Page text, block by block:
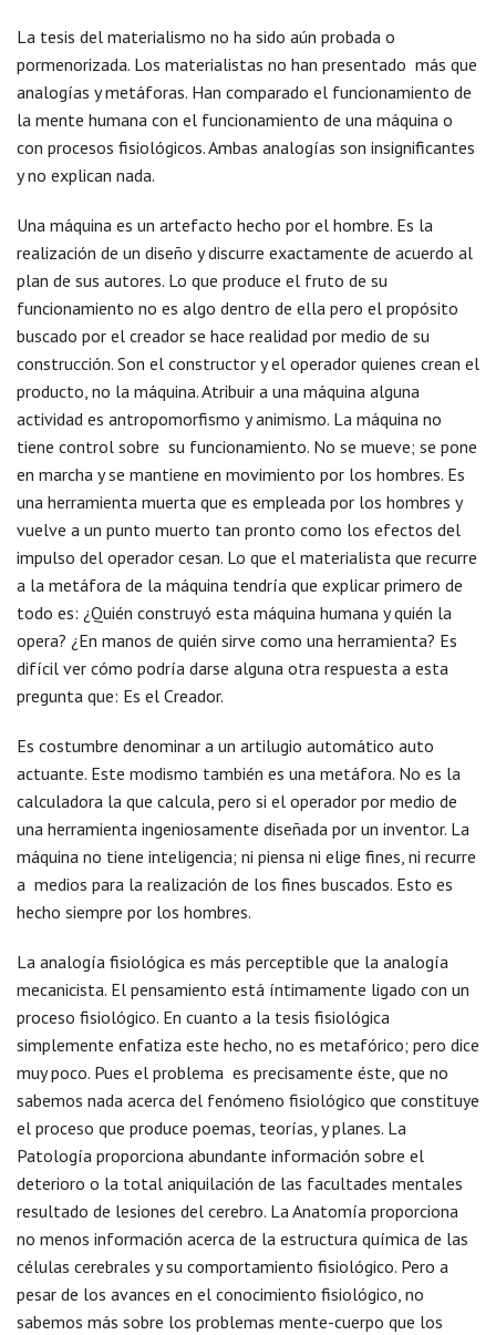
La tesis del materialismo no ha sido aún probada o
pormenorizada. Los materialistas no han presentado más que
analogías y metáforas. Han comparado el funcionamiento de
la mente humana con el funcionamiento de una máquina o
con procesos fisiológicos. Ambas analogías son insignificantes
y no explican nada.
Una máquina es un artefacto hecho por el hombre. Es la
realización de un diseño y discurre exactamente de acuerdo al
plan de sus autores. Lo que produce el fruto de su
funcionamiento no es algo dentro de ella pero el propósito
buscado por el creador se hace realidad por medio de su
construcción. Son el constructor y el operador quienes crean el
producto, no la máquina. Atribuir a una máquina alguna
actividad es antropomorfismo y animismo. La máquina no
tiene control sobre su funcionamiento. No se mueve; se pone
en marcha y se mantiene en movimiento por los hombres. Es
una herramienta muerta que es empleada por los hombres y
vuelve a un punto muerto tan pronto como los efectos del
impulso del operador cesan. Lo que el materialista que recurre
a la metáfora de la máquina tendría que explicar primero de
todo es: ¿Quién construyó esta máquina humana y quién la
opera? ¿En manos de quién sirve como una herramienta? Es
difícil ver cómo podría darse alguna otra respuesta a esta
pregunta que: Es el Creador.
Es costumbre denominar a un artilugio automático auto
actuante. Este modismo también es una metáfora. No es la
calculadora la que calcula, pero si el operador por medio de
una herramienta ingeniosamente diseñada por un inventor. La
máquina no tiene inteligencia; ni piensa ni elige fines, ni recurre
a medios para la realización de los fines buscados. Esto es
hecho siempre por los hombres.
La analogía fisiológica es más perceptible que la analogía
mecanicista. El pensamiento está íntimamente ligado con un
proceso fisiológico. En cuanto a la tesis fisiológica
simplemente enfatiza este hecho, no es metafórico; pero dice
muy poco. Pues el problema es precisamente éste, que no
sabemos nada acerca del fenómeno fisiológico que constituye
el proceso que produce poemas, teorías, y planes. La
Patología proporciona abundante información sobre el
deterioro o la total aniquilación de las facultades mentales
resultado de lesiones del cerebro. La Anatomía proporciona
no menos información acerca de la estructura química de las
células cerebrales y su comportamiento fisiológico. Pero a
pesar de los avances en el conocimiento fisiológico, no
sabemos más sobre los problemas mente-cuerpo que los